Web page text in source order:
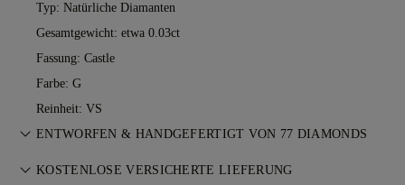
Typ: Natürliche Diamanten
Gesamtgewicht: etwa 0.03ct
Fassung: Castle
Farbe: G
Reinheit: VS
ENTWORFEN & HANDGEFERTIGT VON 77 DIAMONDS
Feinschliff der Schmuckkunst — Stück für Stück. Erleben Sie
KOSTENLOSE VERSICHERTE LIEFERUNG